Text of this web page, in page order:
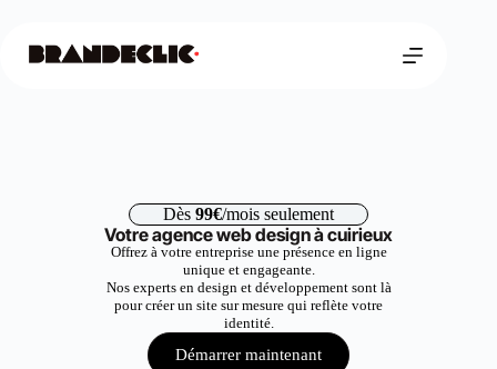
Dès 99€/mois seulement
Votre agence web design à cuirieux
Offrez à votre entreprise une présence en ligne
unique et engageante.
Nos experts en design et développement sont là
pour créer un site sur mesure qui reflète votre
identité.
Démarrer maintenant